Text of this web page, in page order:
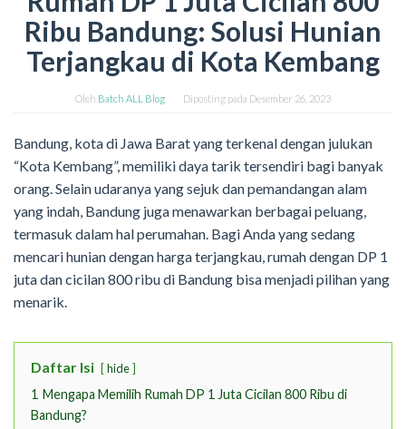
Ribu Bandung: Solusi Hunian
Terjangkau di Kota Kembang
Oleh Batch ALL Blog Diposting pada Desember 26, 2023
Bandung, kota di Jawa Barat yang terkenal dengan julukan
“Kota Kembang”, memiliki daya tarik tersendiri bagi banyak
orang. Selain udaranya yang sejuk dan pemandangan alam
yang indah, Bandung juga menawarkan berbagai peluang,
termasuk dalam hal perumahan. Bagi Anda yang sedang
mencari hunian dengan harga terjangkau, rumah dengan DP 1
juta dan cicilan 800 ribu di Bandung bisa menjadi pilihan yang
menarik.
Daftar Isi hide
1 Mengapa Memilih Rumah DP 1 Juta Cicilan 800 Ribu di
Bandung?